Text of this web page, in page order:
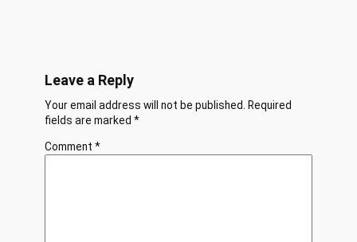
Leave a Reply
Your email address will not be published.
Required
fields are marked *
Comment *